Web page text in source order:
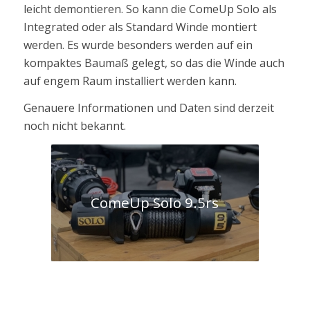
leicht demontieren. So kann die ComeUp Solo als
Integrated oder als Standard Winde montiert
werden. Es wurde besonders werden auf ein
kompaktes Baumaß gelegt, so das die Winde auch
auf engem Raum installiert werden kann.
Genauere Informationen und Daten sind derzeit
noch nicht bekannt.
ComeUp Solo 9.5rs